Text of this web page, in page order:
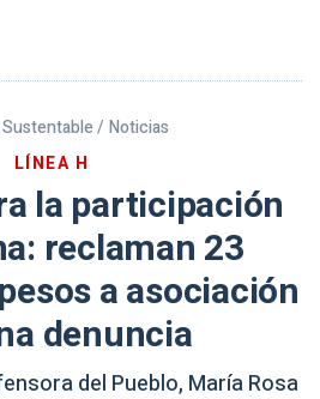
/ Noticias
LÍNEA H
la participación
reclaman 23
a asociación
denuncia
del Pueblo, María Rosa